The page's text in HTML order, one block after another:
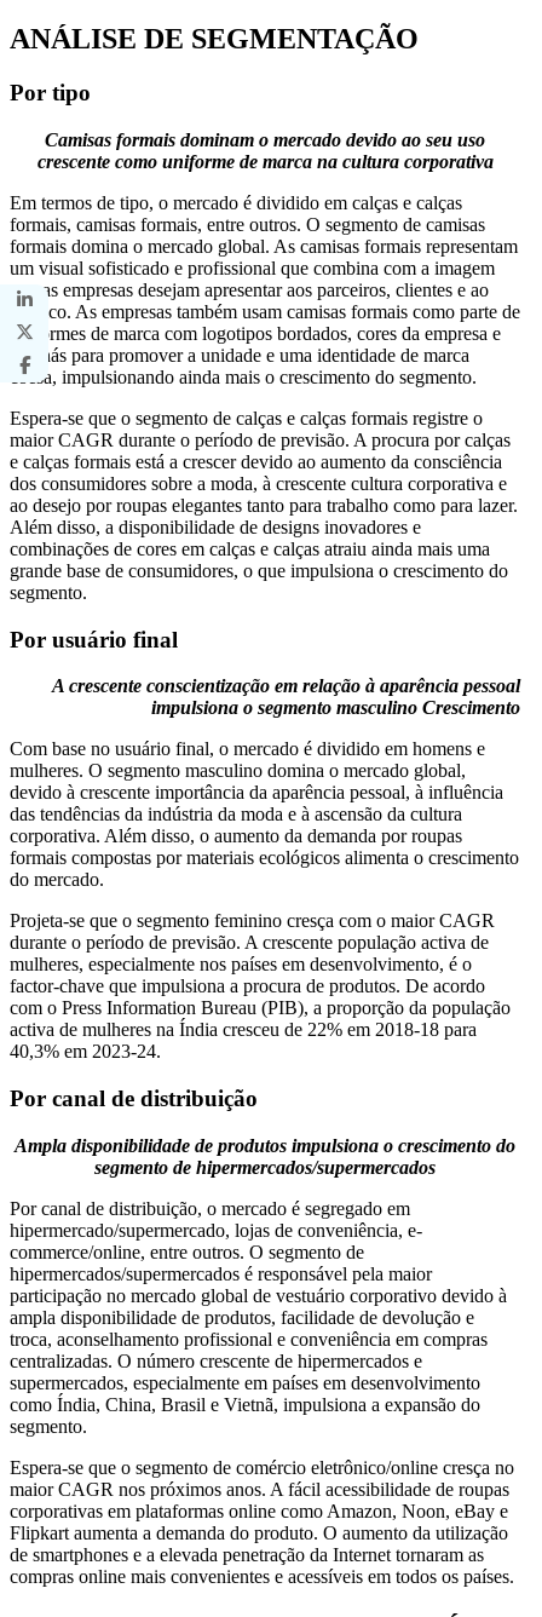
ANÁLISE DE SEGMENTAÇÃO
Por tipo
Camisas formais dominam o mercado devido ao seu uso
crescente como uniforme de marca na cultura corporativa
Em termos de tipo, o mercado é dividido em calças e calças
formais, camisas formais, entre outros. O segmento de camisas
formais domina o mercado global. As camisas formais representam
um visual sofisticado e profissional que combina com a imagem
que as empresas desejam apresentar aos parceiros, clientes e ao
público. As empresas também usam camisas formais como parte de
uniformes de marca com logotipos bordados, cores da empresa e
crachás para promover a unidade e uma identidade de marca
coesa, impulsionando ainda mais o crescimento do segmento.
Espera-se que o segmento de calças e calças formais registre o
maior CAGR durante o período de previsão. A procura por calças
e calças formais está a crescer devido ao aumento da consciência
dos consumidores sobre a moda, à crescente cultura corporativa e
ao desejo por roupas elegantes tanto para trabalho como para lazer.
Além disso, a disponibilidade de designs inovadores e
combinações de cores em calças e calças atraiu ainda mais uma
grande base de consumidores, o que impulsiona o crescimento do
segmento.
Por usuário final
A crescente conscientização em relação à aparência pessoal
impulsiona o segmento masculino Crescimento
Com base no usuário final, o mercado é dividido em homens e
mulheres. O segmento masculino domina o mercado global,
devido à crescente importância da aparência pessoal, à influência
das tendências da indústria da moda e à ascensão da cultura
corporativa. Além disso, o aumento da demanda por roupas
formais compostas por materiais ecológicos alimenta o crescimento
do mercado.
Projeta-se que o segmento feminino cresça com o maior CAGR
durante o período de previsão. A crescente população activa de
mulheres, especialmente nos países em desenvolvimento, é o
factor-chave que impulsiona a procura de produtos. De acordo
com o Press Information Bureau (PIB), a proporção da população
activa de mulheres na Índia cresceu de 22% em 2018-18 para
40,3% em 2023-24.
Por canal de distribuição
Ampla disponibilidade de produtos impulsiona o crescimento do
segmento de hipermercados/supermercados
Por canal de distribuição, o mercado é segregado em
hipermercado/supermercado, lojas de conveniência, e-
commerce/online, entre outros. O segmento de
hipermercados/supermercados é responsável pela maior
participação no mercado global de vestuário corporativo devido à
ampla disponibilidade de produtos, facilidade de devolução e
troca, aconselhamento profissional e conveniência em compras
centralizadas. O número crescente de hipermercados e
supermercados, especialmente em países em desenvolvimento
como Índia, China, Brasil e Vietnã, impulsiona a expansão do
segmento.
Espera-se que o segmento de comércio eletrônico/online cresça no
maior CAGR nos próximos anos. A fácil acessibilidade de roupas
corporativas em plataformas online como Amazon, Noon, eBay e
Flipkart aumenta a demanda do produto. O aumento da utilização
de smartphones e a elevada penetração da Internet tornaram as
compras online mais convenientes e acessíveis em todos os países.